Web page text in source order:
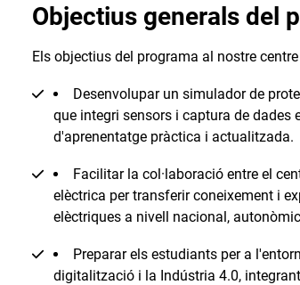
Objectius generals del
Els objectius del programa al nostre
Desenvolupar un simulador de
que integri sensors i captura de dades
d'aprenentatge pràctica i actualitzada.
Facilitar la col·laboració entre el
elèctrica per transferir coneixement i
elèctriques a nivell nacional,
Preparar els estudiants per a
digitalització i la Indústria 4.0,